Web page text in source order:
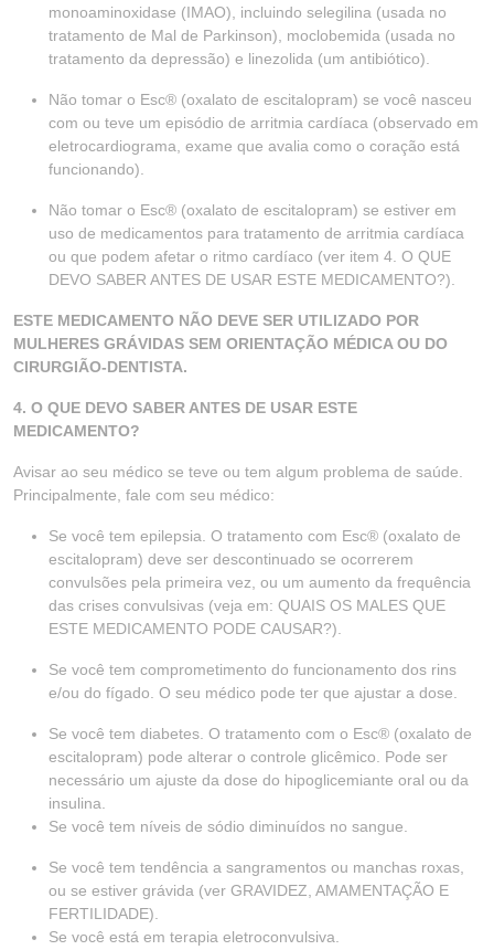
monoaminoxidase (IMAO), incluindo selegilina (usada no
tratamento de Mal de Parkinson), moclobemida (usada no
tratamento da depressão) e linezolida (um antibiótico).
Não tomar o Esc® (oxalato de escitalopram) se você nasceu
com ou teve um episódio de arritmia cardíaca (observado em
eletrocardiograma, exame que avalia como o coração está
funcionando).
Não tomar o Esc® (oxalato de escitalopram) se estiver em
uso de medicamentos para tratamento de arritmia cardíaca
ou que podem afetar o ritmo cardíaco (ver item 4. O QUE
DEVO SABER ANTES DE USAR ESTE MEDICAMENTO?).
ESTE MEDICAMENTO NÃO DEVE SER UTILIZADO POR
MULHERES GRÁVIDAS SEM ORIENTAÇÃO MÉDICA OU DO
CIRURGIÃO-DENTISTA.
4. O QUE DEVO SABER ANTES DE USAR ESTE
MEDICAMENTO?
Avisar ao seu médico se teve ou tem algum problema de saúde.
Principalmente, fale com seu médico:
Se você tem epilepsia. O tratamento com Esc® (oxalato de
escitalopram) deve ser descontinuado se ocorrerem
convulsões pela primeira vez, ou um aumento da frequência
das crises convulsivas (veja em: QUAIS OS MALES QUE
ESTE MEDICAMENTO PODE CAUSAR?).
Se você tem comprometimento do funcionamento dos rins
e/ou do fígado. O seu médico pode ter que ajustar a dose.
Se você tem diabetes. O tratamento com o Esc® (oxalato de
escitalopram) pode alterar o controle glicêmico. Pode ser
necessário um ajuste da dose do hipoglicemiante oral ou da
insulina.
Se você tem níveis de sódio diminuídos no sangue.
Se você tem tendência a sangramentos ou manchas roxas,
ou se estiver grávida (ver GRAVIDEZ, AMAMENTAÇÃO E
FERTILIDADE).
Se você está em terapia eletroconvulsiva.